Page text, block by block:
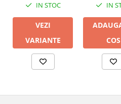
IN STOC
VEZI
VARIANTE
IN
COS